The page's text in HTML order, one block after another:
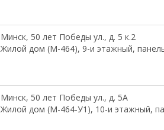
Минск, 50 лет Победы ул., д. 5 к.2
Жилой дом (М-464), 9-и этажный,
Минск, 50 лет Победы ул., д. 5А
Жилой дом (М-464-У1), 10-и этажный,